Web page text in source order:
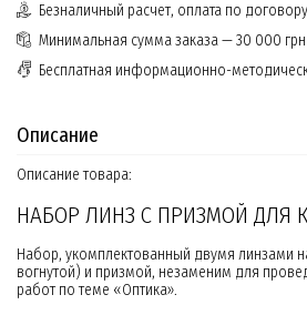
Безналичный расчет, оплата по
Минимальная сумма заказа — 30 000 грн
Бесплатная информационно-
Описание
Описание товара:
НАБОР ЛИНЗ С ПРИЗМОЙ ДЛЯ
Набор, укомплектованный двумя линзами
вогнутой) и призмой, незаменим для
работ по теме «Оптика».